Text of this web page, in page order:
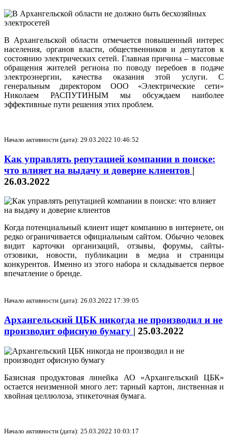
В Архангельской области отмечается повышенный интерес
населения, органов власти, общественников и депутатов к
состоянию электрических сетей. Главная причина – массовые
обращения жителей региона по поводу перебоев в подаче
электроэнергии, качества оказания этой услуги. С
генеральным директором ООО «Электрические сети»
Николаем РАСПУТИНЫМ мы обсуждаем наиболее
эффективные пути решения этих проблем.
Начало активности (дата): 29.03.2022 10:46:52
Как управлять репутацией компании в поиске:
что влияет на выдачу и доверие клиентов |
26.03.2022
Когда потенциальный клиент ищет компанию в интернете, он
редко ограничивается официальным сайтом. Обычно человек
видит карточки организаций, отзывы, форумы, сайты-
отзовики, новости, публикации в медиа и страницы
конкурентов. Именно из этого набора и складывается первое
впечатление о бренде.
Начало активности (дата): 26.03.2022 17:39:05
Архангельский ЦБК никогда не производил и не
производит офисную бумагу | 25.03.2022
Базисная продуктовая линейка АО «Архангельский ЦБК»
остается неизменной много лет: тарный картон, лиственная и
хвойная целлюлоза, этикеточная бумага.
Начало активности (дата): 25.03.2022 10:03:17